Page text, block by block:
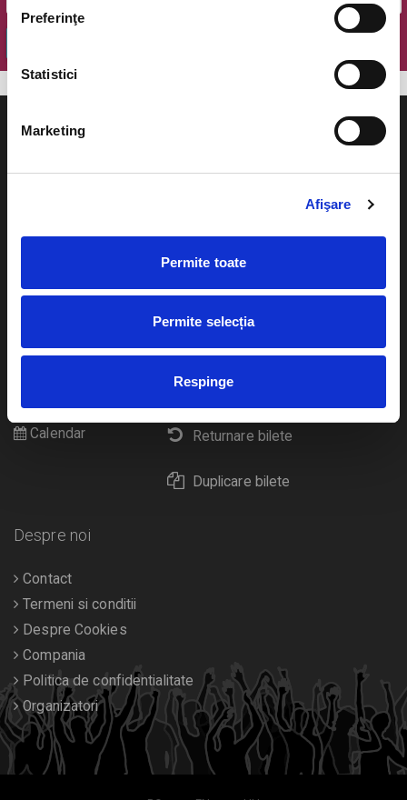
Preferinţe
Statistici
Marketing
Afişare
Permite toate
Permite selecția
Respinge
Cum comand bilete?
Plata online sau cash
eBilet printat acasa
Livrare prin curier
Returnare bilete
Duplicare bilete
festivaluri
Pentru copii
Calendar
Despre noi
Contact
Termeni si conditii
Despre Cookies
Compania
Politica de confidentialitate
Organizatori